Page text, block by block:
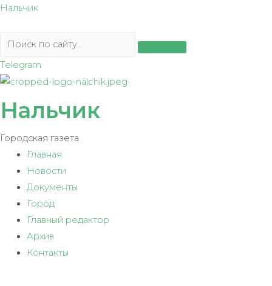
Перейти
содержимому
Нальчик
Telegram
Нальчик
Городская газета
Главная
Новости
Документы
Город
Главный редактор
Архив
Контакты